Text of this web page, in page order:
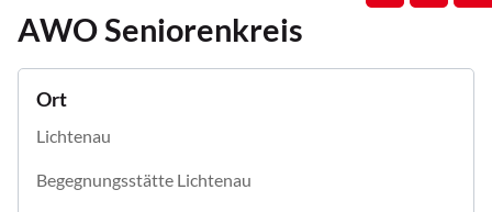
AWO Seniorenkreis
Ort
Lichtenau
Begegnungsstätte Lichtenau